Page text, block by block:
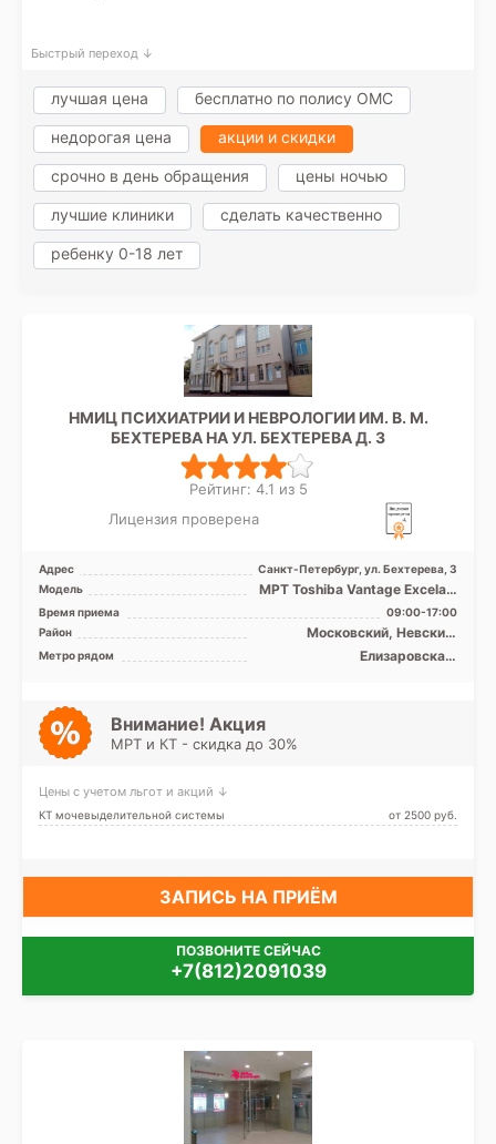
Быстрый переход ↓
лучшая цена бесплатно по полису ОМС
недорогая цена акции и скидки
срочно в день обращения цены ночью
лучшие клиники сделать качественно
ребенку 0-18 лет
НМИЦ ПСИХИАТРИИ И НЕВРОЛОГИИ ИМ. В. М.
БЕХТЕРЕВА НА УЛ. БЕХТЕРЕВА Д. 3
Рейтинг: 4.1 из 5
Лицензия проверена
Адрес
Санкт-Петербург, ул. Бехтерева, 3
Модель
МРТ Toshiba Vantage Excelart
XGV 1.5T закрытый тип, КТ
Philips BRILLIA ...
Время приема
09:00-17:00
Район
Московский, Невский,
Фрунзенский, Центральный
Метро рядом
Елизаровская,
Внимание! Акция
МРТ и КТ - скидка до 30%
Цены с учетом льгот и акций ↓
КТ мочевыделительной системы от 2500 pуб.
ЗАПИСЬ НА ПРИЁМ
ПОЗВОНИТЕ СЕЙЧАС
+7(812)2091039